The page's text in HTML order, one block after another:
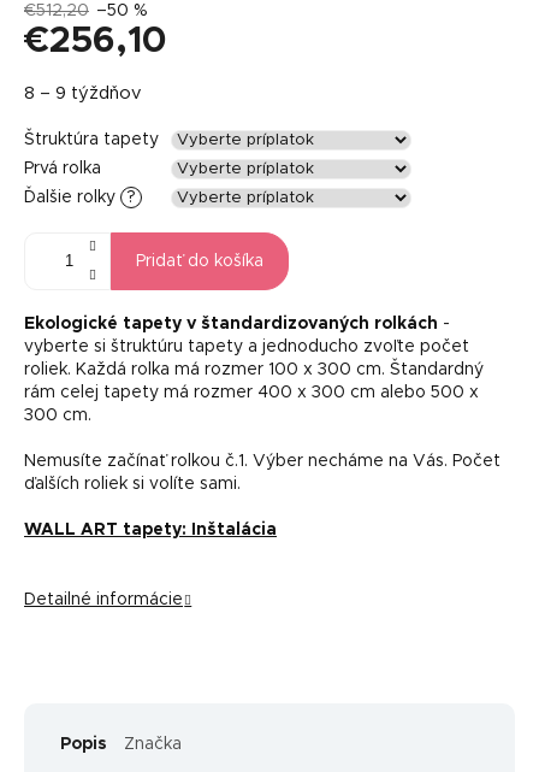
€512,20 –50 %
€256,10
cena:
8 – 9 týždňov
Štruktúra tapety
Prvá rolka
Ďalšie rolky
?
Pridať do košíka
Ekologické tapety v štandardizovaných rolkách -
vyberte si štruktúru tapety a jednoducho zvoľte počet
roliek. Každá rolka má rozmer 100 x 300 cm. Štandardný
rám celej tapety má rozmer 400 x 300 cm alebo 500 x
300 cm.
Nemusíte začínať rolkou č.1. Výber necháme na Vás. Počet
ďalších roliek si volíte sami.
WALL ART tapety: Inštalácia
Detailné informácie
Popis Značka